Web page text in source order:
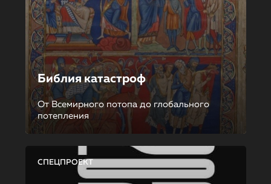
Библия катастроф
От Всемирного потопа до глобального
потепления
СПЕЦПРОЕКТ